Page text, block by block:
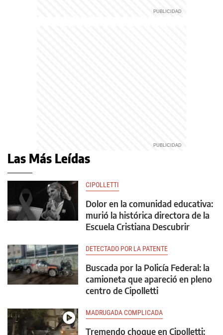
Las Más Leídas
CIPOLLETTI
Dolor en la comunidad educativa:
murió la histórica directora de la
Escuela Cristiana Descubrir
DETECTADO POR LA PATENTE
Buscada por la Policía Federal: la
camioneta que apareció en pleno
centro de Cipolletti
MADRUGADA COMPLICADA
Tremendo choque en Cipolletti: